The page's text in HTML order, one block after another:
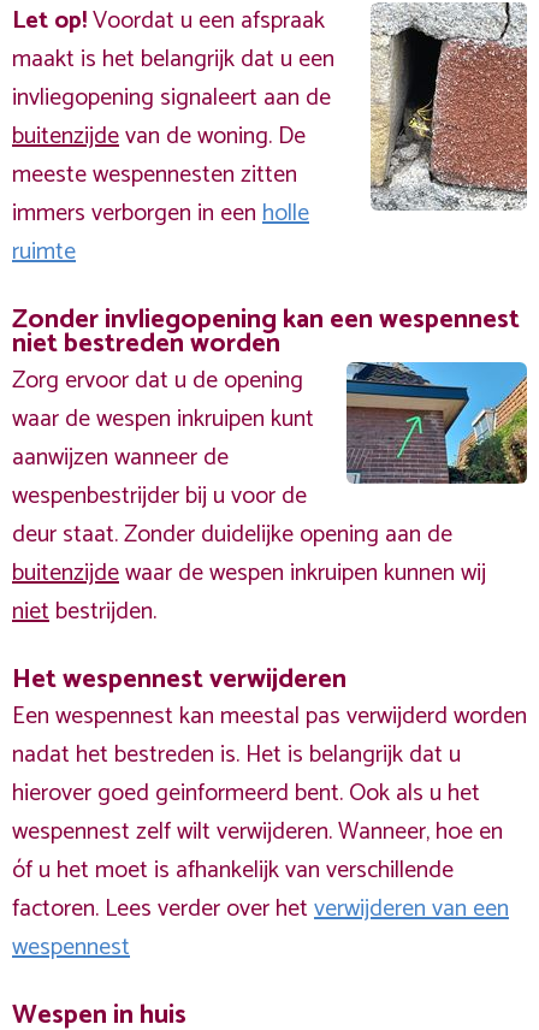
Let op!Voordat u een afspraak
maakt is het belangrijk dat u een
invliegopening signaleert aan de
buitenzijdevan de woning. De
meeste wespennesten zitten
immers verborgen in eenholle
ruimte
Zonder invliegopening kan een wespennest
niet bestreden worden
Zorg ervoor dat u de opening
waar de wespen inkruipen kunt
aanwijzen wanneer de
wespenbestrijder bij u voor de
deur staat. Zonder duidelijke opening aan de
buitenzijdewaar de wespen inkruipen kunnen wij
nietbestrijden.
Het wespennest verwijderen
Een wespennest kan meestal pas verwijderd worden
nadat het bestreden is. Het is belangrijk dat u
hierover goed geinformeerd bent. Ook als u het
wespennest zelf wilt verwijderen. Wanneer, hoe en
óf u het moet is afhankelijk van verschillende
factoren. Lees verder over hetverwijderen van een
wespennest
Wespen in huis